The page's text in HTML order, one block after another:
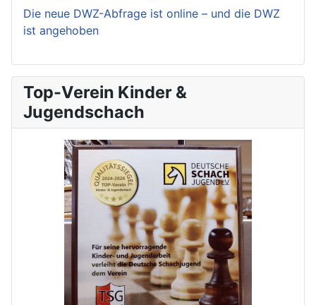
Die neue DWZ-Abfrage ist online – und die DWZ
ist angehoben
Top-Verein Kinder &
Jugendschach